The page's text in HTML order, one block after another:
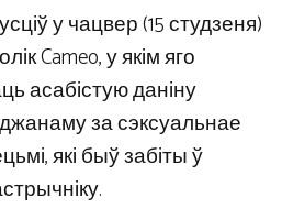
у чацвер (15 студзеня)
Cameo, у якім яго
асабістую даніну
за сэксуальнае
які быў забіты ў